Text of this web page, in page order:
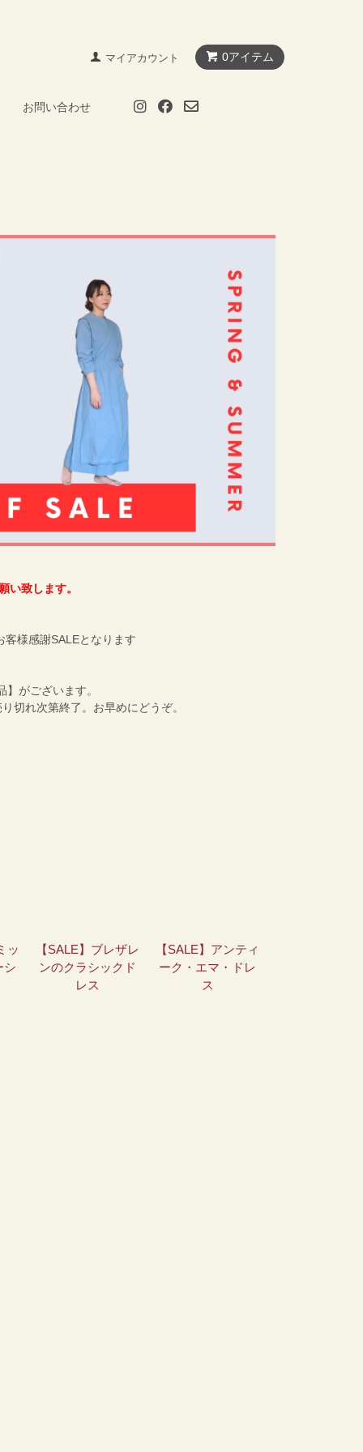
0アイテム
マイアカウント
お問い合わせ
い致します。
様感謝SALEとなります
がございます。
切れ次第終了。お早めにどうぞ。
ッ
シ
【SALE】ブレザレ
ンのクラシックド
レス
【SALE】アンティ
ーク・エマ・ドレ
ス